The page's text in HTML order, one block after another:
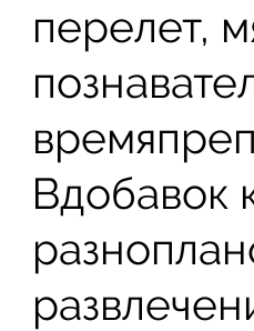
перелет,
Вдобавок